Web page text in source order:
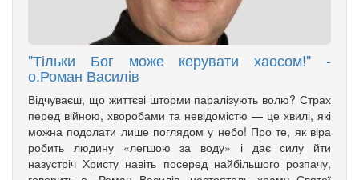
"Тільки Бог може керувати хаосом!" -
о.Роман Василів
Відчуваєш, що життєві шторми паралізують волю? Страх
перед війною, хворобами та невідомістю — це хвилі, які
можна подолати лише поглядом у небо! Про те, як віра
робить людину «легшою за воду» і дає силу йти
назустріч Христу навіть посеред найбільшого розпачу,